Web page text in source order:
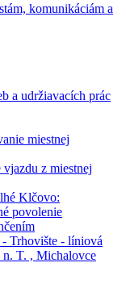
komunikáciám a
a udržiavacích prác
miestnej
z miestnej
Klčovo:
povolenie
Trhovište - líniová
n. T. , Michalovce